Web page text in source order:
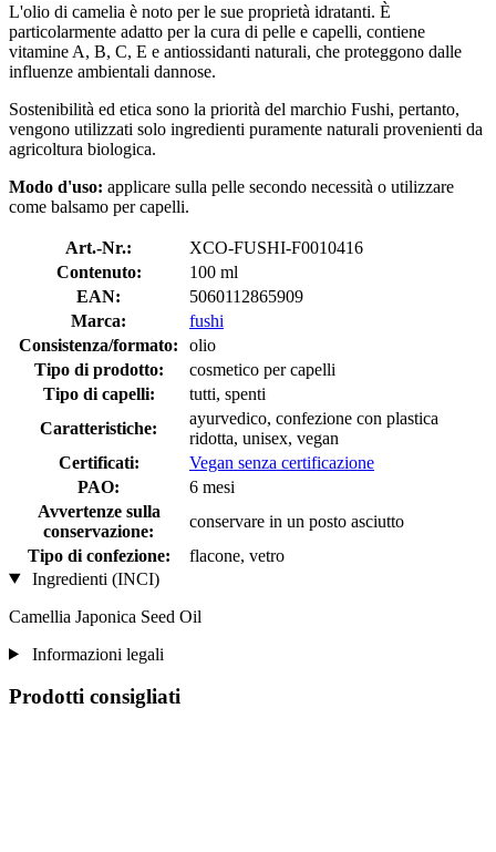
L'olio di camelia è noto per le sue proprietà idratanti. È
particolarmente adatto per la cura di pelle e capelli, contiene
vitamine A, B, C, E e antiossidanti naturali, che proteggono dalle
influenze ambientali dannose.
Sostenibilità ed etica sono la priorità del marchio Fushi, pertanto,
vengono utilizzati solo ingredienti puramente naturali provenienti da
agricoltura biologica.
Modo d'uso: applicare sulla pelle secondo necessità o utilizzare
come balsamo per capelli.
Art.-Nr.:
XCO-FUSHI-F0010416
Contenuto:
100 ml
EAN:
5060112865909
Marca:
fushi
Consistenza/formato:
olio
Tipo di prodotto:
cosmetico per capelli
Tipo di capelli:
tutti, spenti
Caratteristiche:
ayurvedico, confezione con plastica
ridotta, unisex, vegan
Certificati:
Vegan senza certificazione
PAO:
6 mesi
Avvertenze sulla
conservazione:
conservare in un posto asciutto
Tipo di confezione:
flacone, vetro
Ingredienti (INCI)
Camellia Japonica Seed Oil
Informazioni legali
Prodotti consigliati